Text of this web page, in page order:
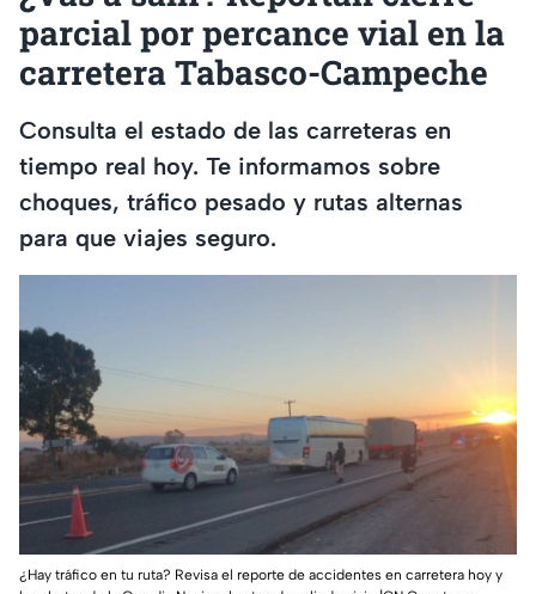
parcial por percance vial en la
carretera Tabasco-Campeche
Consulta el estado de las carreteras en
tiempo real hoy. Te informamos sobre
choques, tráfico pesado y rutas alternas
para que viajes seguro.
¿Hay tráfico en tu ruta? Revisa el reporte de accidentes en carretera hoy y